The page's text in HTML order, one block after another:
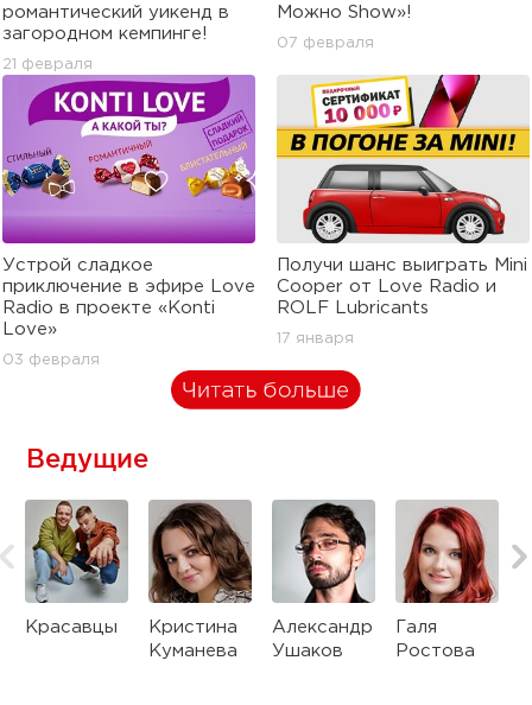
романтический уикенд в
загородном кемпинге!
21 февраля
Можно Show»!
07 февраля
Устрой сладкое
приключение в эфире Love
Radio в проекте «Konti
Love»
03 февраля
Получи шанс выиграть Mini
Cooper от Love Radio и
ROLF Lubricants
17 января
Ведущие
Красавцы
Кристина
Куманева
Александр
Ушаков
Галя
Ростова